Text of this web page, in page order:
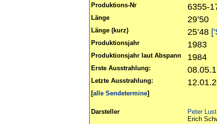
Produktions-Nr 6355-
Länge 29’50
Länge (kurz) 25’48
Produktionsjahr 1983
Produktionsjahr laut Abspann 1984
Erste Ausstrahlung:
Letzte Ausstrahlung:
[alle Sendetermine]
Darsteller
Peter
Erich